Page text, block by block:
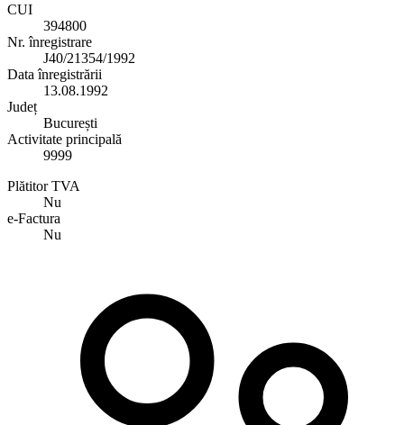
CUI
394800
Nr. înregistrare
J40/21354/1992
Data înregistrării
13.08.1992
Județ
București
Activitate principală
9999
Plătitor TVA
Nu
e-Factura
Nu